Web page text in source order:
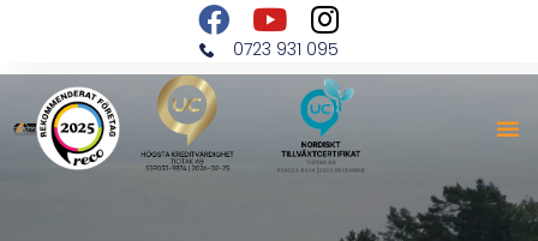
0723 931 095